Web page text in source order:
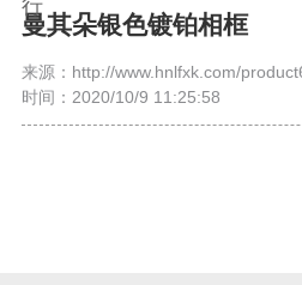
曼其朵银色镀铂相框
来源：http://www.hnlfxk.com/
时间：2020/10/9 11:25:58